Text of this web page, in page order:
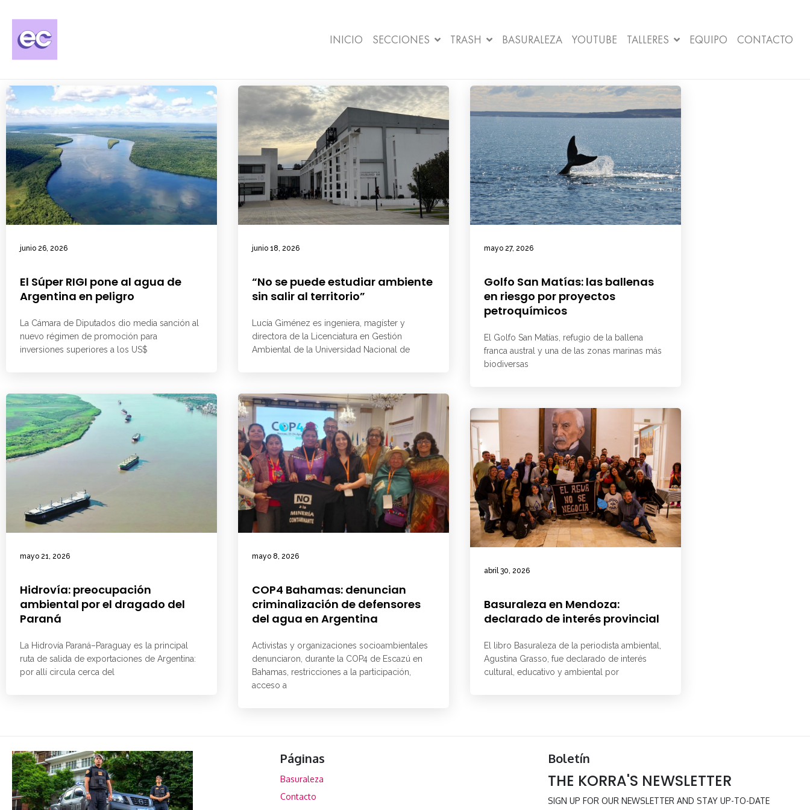
INICIO SECCIONES TRASH BASURALEZA YOUTUBE TALLERES EQUIPO CONTACTO
junio 26, 2026
El Súper RIGI pone al agua de
Argentina en peligro
La Cámara de Diputados dio media sanción al
nuevo régimen de promoción para
inversiones superiores a los US$
junio 18, 2026
“No se puede estudiar ambiente
sin salir al territorio”
Lucía Giménez es ingeniera, magíster y
directora de la Licenciatura en Gestión
Ambiental de la Universidad Nacional de
mayo 27, 2026
Golfo San Matías: las ballenas
en riesgo por proyectos
petroquímicos
El Golfo San Matías, refugio de la ballena
franca austral y una de las zonas marinas más
biodiversas
mayo 21, 2026
Hidrovía: preocupación
ambiental por el dragado del
Paraná
La Hidrovía Paraná–Paraguay es la principal
ruta de salida de exportaciones de Argentina:
por allí circula cerca del
mayo 8, 2026
COP4 Bahamas: denuncian
criminalización de defensores
del agua en Argentina
Activistas y organizaciones socioambientales
denunciaron, durante la COP4 de Escazú en
Bahamas, restricciones a la participación,
acceso a
abril 30, 2026
Basuraleza en Mendoza:
declarado de interés provincial
El libro Basuraleza de la periodista ambiental,
Agustina Grasso, fue declarado de interés
cultural, educativo y ambiental por
Páginas
Basuraleza
Contacto
Boletín
THE KORRA'S NEWSLETTER
SIGN UP FOR OUR NEWSLETTER AND STAY UP-TO-DATE